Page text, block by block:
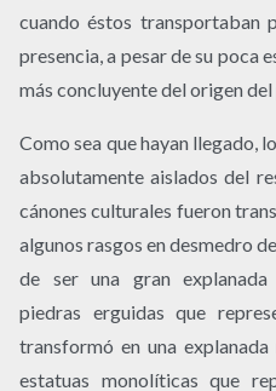
cuando éstos transportaban
presencia, a pesar de su poca
más concluyente del origen
Como sea que hayan llegado,
absolutamente aislados del
cánones culturales fueron
algunos rasgos en desmedro
de ser una gran explanada
piedras erguidas que
transformó en una
estatuas monolíticas que